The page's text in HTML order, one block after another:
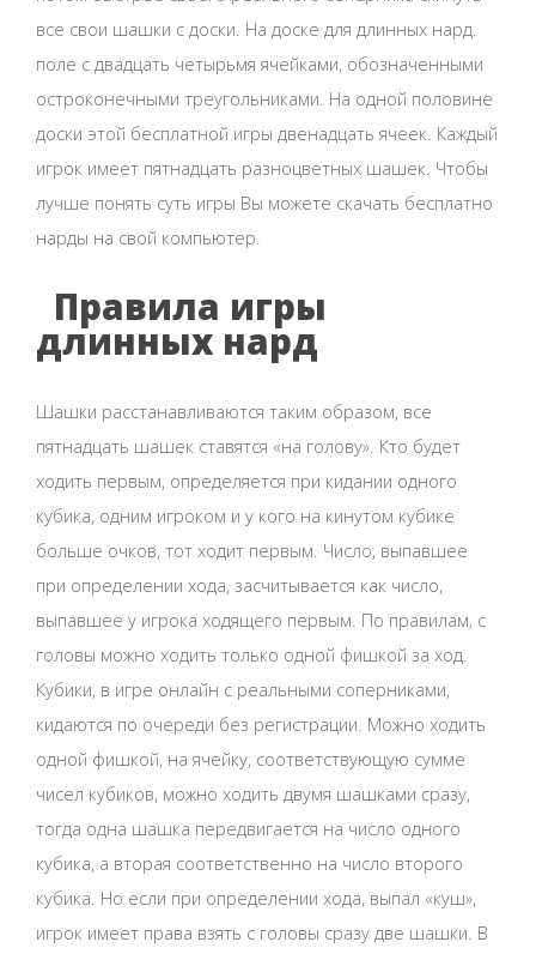
все свои шашки с доски. На доске для длинных нард.
поле с двадцать четырьмя ячейками, обозначенными
остроконечными треугольниками. На одной половине
доски этой бесплатной игры двенадцать ячеек. Каждый
игрок имеет пятнадцать разноцветных шашек. Чтобы
лучше понять суть игры Вы можете скачать бесплатно
нарды на свой компьютер.
Правила игры
длинных нард
Шашки расстанавливаются таким образом, все
пятнадцать шашек ставятся «на голову». Кто будет
ходить первым, определяется при кидании одного
кубика, одним игроком и у кого на кинутом кубике
больше очков, тот ходит первым. Число, выпавшее
при определении хода, засчитывается как число,
выпавшее у игрока ходящего первым. По правилам, с
головы можно ходить только одной фишкой за ход.
Кубики, в игре онлайн с реальными соперниками,
кидаются по очереди без регистрации. Можно ходить
одной фишкой, на ячейку, соответствующую сумме
чисел кубиков, можно ходить двумя шашками сразу,
тогда одна шашка передвигается на число одного
кубика, а вторая соответственно на число второго
кубика. Но если при определении хода, выпал «куш»,
игрок имеет права взять с головы сразу две шашки. В